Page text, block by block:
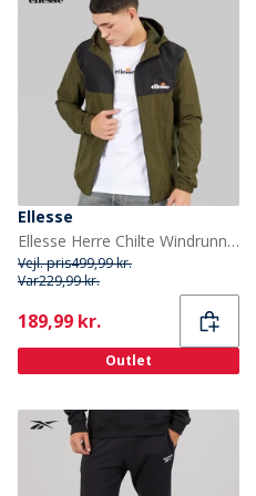
Ellesse
Ellesse Herre Chilte Windrunner Jakke Khaki
Vejl. pris499,99 kr.
Var229,99 kr.
Current
189,99 kr.
Outlet